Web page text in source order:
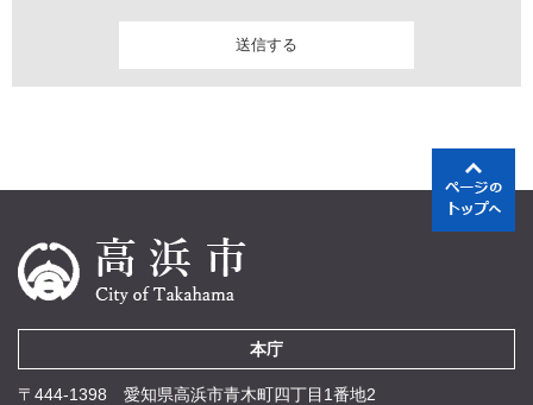
本庁
〒444-1398 愛知県高浜市青木町四丁目1番地2